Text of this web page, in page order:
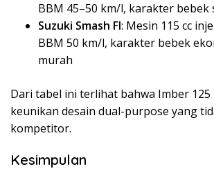
BBM 45–50 km/l, karakter
Suzuki Smash FI: Mesin 115 cc
BBM 50 km/l, karakter bebek
murah
Dari tabel ini terlihat bahwa Imber 125
keunikan desain dual-purpose yang
kompetitor.
Kesimpulan